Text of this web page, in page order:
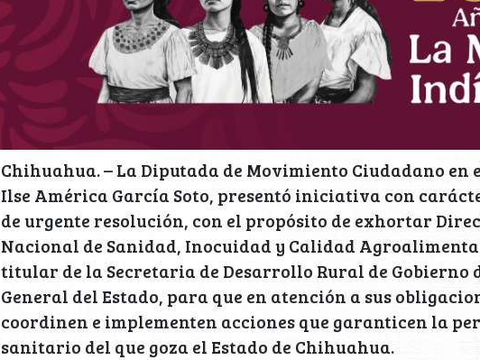
Chihuahua. – La Diputada de Movimiento Ciudadano en
Ilse América García Soto, presentó iniciativa con
de urgente resolución, con el propósito de exhortar
Nacional de Sanidad, Inocuidad y Calidad
titular de la Secretaria de Desarrollo Rural de Gobierno
General del Estado, para que en atención a sus
coordinen e implementen acciones que garanticen la
sanitario del que goza el Estado de Chihuahua.